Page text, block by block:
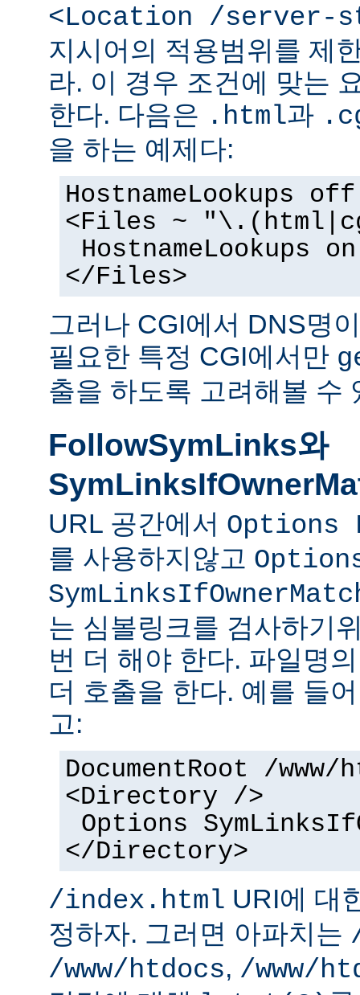
<Location /server-
지시어의 적용범위를 제
라. 이 경우 조건에 맞는
한다. 다음은 .html과
을 하는 예제다:
HostnameLookups off
<Files ~
HostnameLookups on
</Files>
그러나 CGI에서 DNS명
필요한 특정 CGI에서만
출을 하도록 고려해볼 수
FollowSymLinks와
URL 공간에서 Options
를 사용하지않고
는 심볼링크를 검사하기
번 더 해야 한다. 파일명
더 호출을 한다. 예를 들
고:
DocumentRoot /www/
<Directory />
Options
</Directory>
/index.html URI에 대
정하자. 그러면 아파치는
/www/htdocs, /www/